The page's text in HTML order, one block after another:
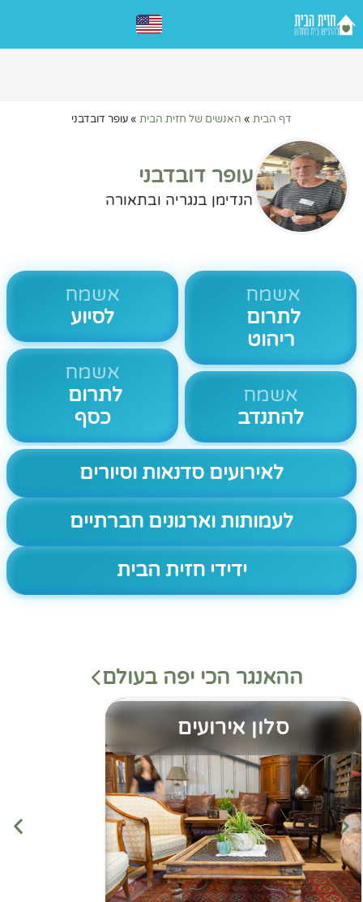
דף הבית » האנשים של חזית הבית »עופר דובדבני
עופר דובדבני
הנדימן בנגריה ובתאורה
אשמח
לתרום
ריהוט
אשמח
להתנדב
אשמח
לסיוע
אשמח
לתרום
כסף
לאירועים סדנאות וסיורים
לעמותות וארגונים חברתיים
ידידי חזית הבית
ההאנגר הכי יפה בעולם
סלון אירועים